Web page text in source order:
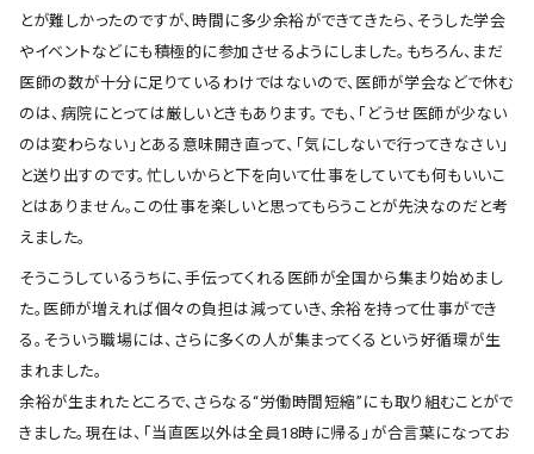
とが難しかったのですが、時間に多少余裕ができてきたら、そうした学会
やイベントなどにも積極的に参加させるようにしました。もちろん、まだ
医師の数が十分に足りているわけではないので、医師が学会などで休む
のは、病院にとっては厳しいときもあります。でも、「どうせ医師が少ない
のは変わらない」とある意味開き直って、「気にしないで行ってきなさい」
と送り出すのです。忙しいからと下を向いて仕事をしていても何もいいこ
とはありません。この仕事を楽しいと思ってもらうことが先決なのだと考
えました。
そうこうしているうちに、手伝ってくれる医師が全国から集まり始めまし
た。医師が増えれば個々の負担は減っていき、余裕を持って仕事ができ
る。そういう職場には、さらに多くの人が集まってくるという好循環が生
まれました。
余裕が生まれたところで、さらなる“労働時間短縮”にも取り組むことがで
きました。現在は、「当直医以外は全員18時に帰る」が合言葉になってお